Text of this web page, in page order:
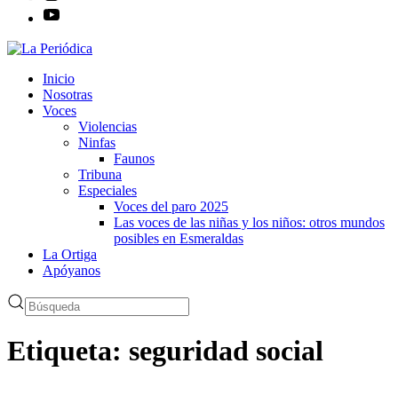
Inicio
Nosotras
Voces
Violencias
Ninfas
Faunos
Tribuna
Especiales
Voces del paro 2025
Las voces de las niñas y los niños: otros mundos
posibles en Esmeraldas
La Ortiga
Apóyanos
Etiqueta: seguridad social